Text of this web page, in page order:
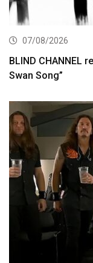
07/08/2026
BLIND CHANNEL
Swan Song”